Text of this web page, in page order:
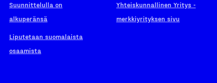
Suunnittelulla on
alkuperänsä
Liputetaan suomalaista
osaamista
Yhteiskunnallinen Yritys -
merkkiyrityksen sivu